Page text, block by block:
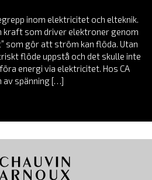
inom elektricitet och elteknik.
kraft som driver elektroner genom
som gör att ström kan flöda. Utan
flöde uppstå och det skulle inte
energi via elektricitet. Hos CA
spänning […]